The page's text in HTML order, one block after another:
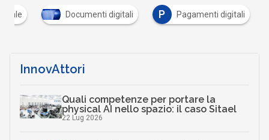
Documenti digitali P Pagamenti digitali
InnovAttori
Quali competenze per portare la
physical AI nello spazio: il caso Sitael
22 Lug 2026